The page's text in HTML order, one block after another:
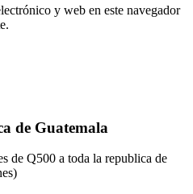
y web en este navegador
de Guatemala
de Q500 a toda la republica de